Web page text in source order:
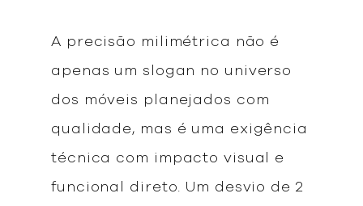
A precisão milimétrica não é
apenas um slogan no universo
dos móveis planejados com
qualidade, mas é uma exigência
técnica com impacto visual e
funcional direto. Um desvio de 2